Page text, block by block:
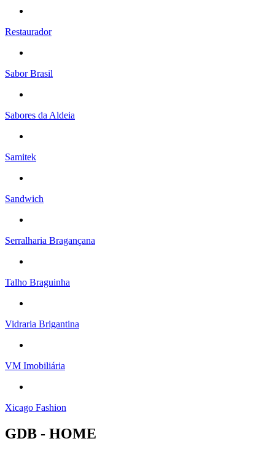
Restaurador
Sabor Brasil
Sabores da Aldeia
Samitek
Sandwich
Serralharia Bragançana
Talho Braguinha
Vidraria Brigantina
VM Imobiliária
Xicago Fashion
GDB - HOME